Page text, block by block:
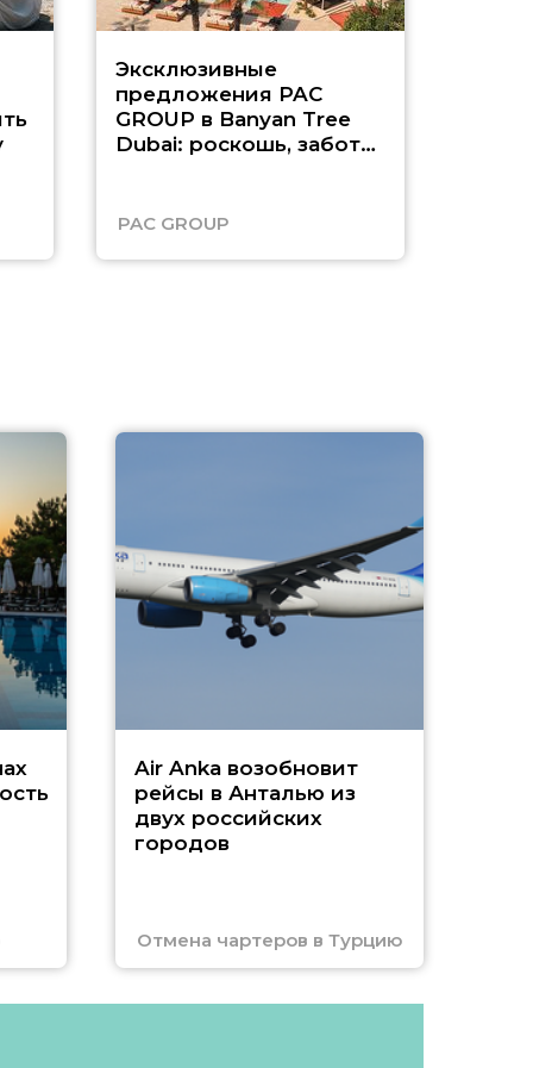
Эксклюзивные
предложения PAC
GROUP в Banyan Tree
Dubai: роскошь, забота
PAC GROUP
Air Anka возобновит
рейсы в Анталью из
двух российских
городов
Отмена чартеров в Турцию